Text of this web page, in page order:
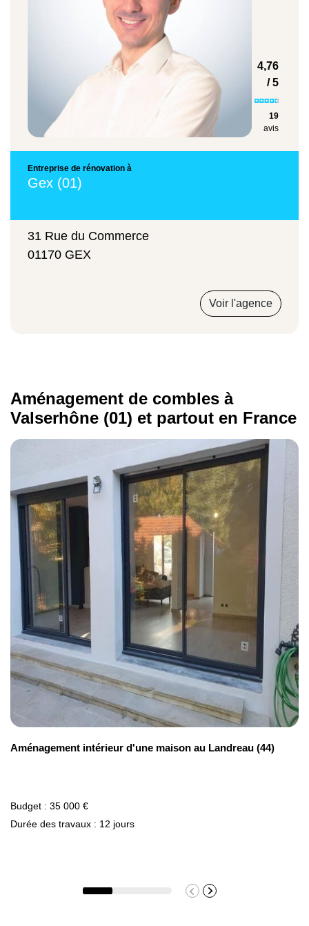
4,76
/ 5
19
avis
Entreprise de rénovation à
Gex (01)
31 Rue du Commerce
01170 GEX
Voir l'agence
Aménagement de combles à
Valserhône (01) et partout en France
Aménagement intérieur d'une maison au Landreau (44)
Budget : 35 000 €
Durée des travaux : 12 jours